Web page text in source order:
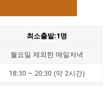
최소출발:1명
월요일 제외한 매일저녁
18:30 ~ 20:30 (약 2시간)